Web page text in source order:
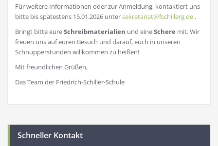
Für weitere Informationen oder zur Anmeldung, kontaktiert uns
bitte bis spätestens 15.01.2026 untersekretariat@fschillerg.de .
Bringt bitte eureSchreibmaterialien und eineSchere mit. Wir
freuen uns auf euren Besuch und darauf, euch in unseren
Schnupperstunden willkommen zu heißen!
Mit freundlichen Grüßen,
Das Team der Friedrich-Schiller-Schule
Schneller Kontakt